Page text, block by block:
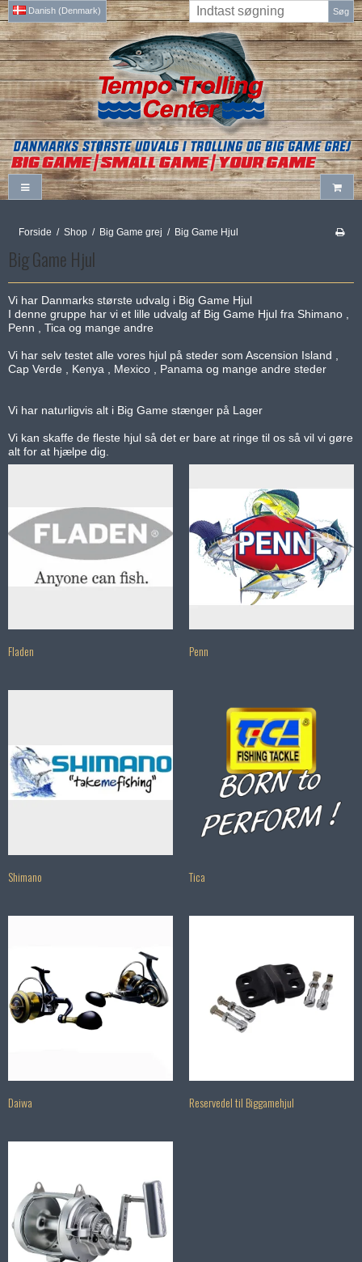
Danish (Denmark) Søg
Forside / Shop / Big Game grej / Big Game Hjul
Big Game Hjul
Vi har Danmarks største udvalg i Big Game Hjul
I denne gruppe har vi et lille udvalg af Big Game Hjul fra Shimano ,
Penn , Tica og mange andre
Vi har selv testet alle vores hjul på steder som Ascension Island ,
Cap Verde , Kenya , Mexico , Panama og mange andre steder
Vi har naturligvis alt i Big Game stænger på Lager
Vi kan skaffe de fleste hjul så det er bare at ringe til os så vil vi gøre
alt for at hjælpe dig.
Fladen Penn
Shimano Tica
Daiwa Reservedel til Biggamehjul